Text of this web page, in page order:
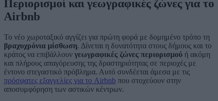
Περιορισμοί και γεωγραφικές ζώνες για το
Airbnb
Το νέο χωροταξικό αγγίζει για πρώτη φορά με δομημένο τρόπο τη
βραχυχρόνια μίσθωση. Δίνεται η δυνατότητα στους δήμους και το
κράτος να επιβάλλουν γεωγραφικές ζώνες περιορισμού ή ακόμη
και πλήρους απαγόρευσης της δραστηριότητας σε περιοχές με
έντονο στεγαστικό πρόβλημα. Αυτό συνδέεται άμεσα με τις
πρόσφατες εξαγγελίες για το Airbnb που στοχεύουν στην
αποσυμφόρηση των αστικών κέντρων.